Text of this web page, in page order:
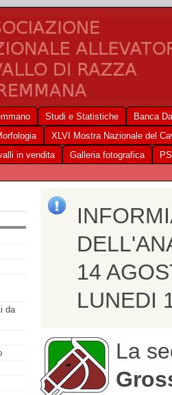
Studi e Statistiche
Banca
XLVI Mostra Nazionale del
in vendita Galleria fotografica
da
14
LUNEDI
La